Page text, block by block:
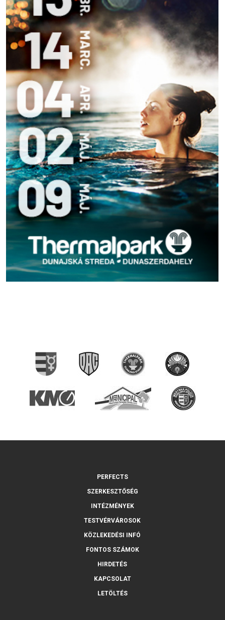
PERFECTS
SZERKESZTŐSÉG
INTÉZMÉNYEK
TESTVÉRVÁROSOK
KÖZLEKEDÉSI INFÓ
FONTOS SZÁMOK
HIRDETÉS
KAPCSOLAT
LETÖLTÉS